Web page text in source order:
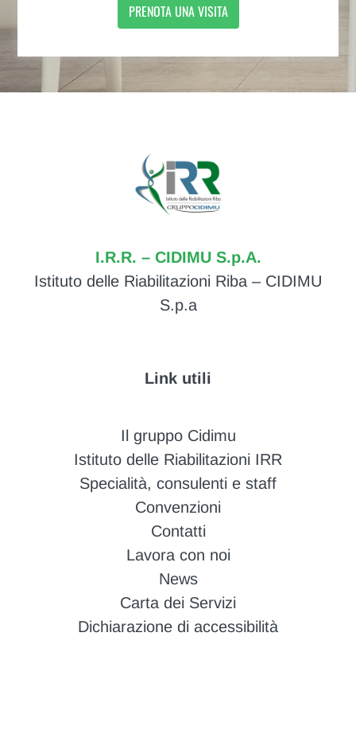
PRENOTA UNA VISITA
I.R.R. – CIDIMU S.p.A.
Istituto delle Riabilitazioni Riba – CIDIMU
S.p.a
Link utili
Il gruppo Cidimu
Istituto delle Riabilitazioni IRR
Specialità, consulenti e staff
Convenzioni
Contatti
Lavora con noi
News
Carta dei Servizi
Dichiarazione di accessibilità